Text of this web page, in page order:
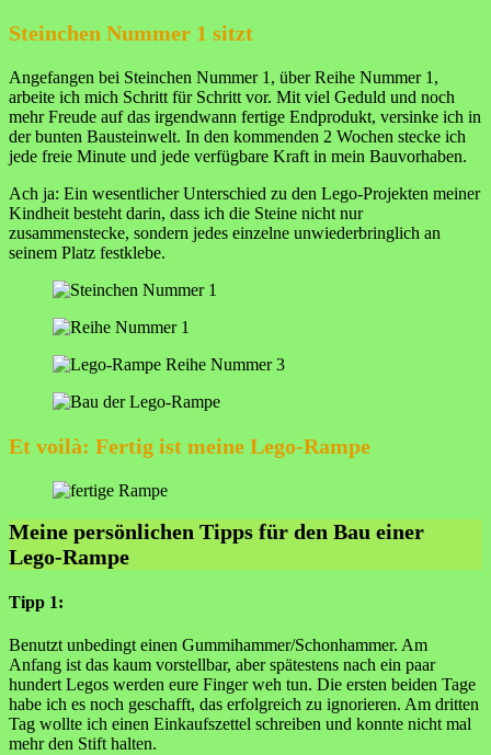
Steinchen Nummer 1 sitzt
Angefangen bei Steinchen Nummer 1, über Reihe Nummer 1,
arbeite ich mich Schritt für Schritt vor. Mit viel Geduld und noch
mehr Freude auf das irgendwann fertige Endprodukt, versinke ich in
der bunten Bausteinwelt. In den kommenden 2 Wochen stecke ich
jede freie Minute und jede verfügbare Kraft in mein Bauvorhaben.
Ach ja: Ein wesentlicher Unterschied zu den Lego-Projekten meiner
Kindheit besteht darin, dass ich die Steine nicht nur
zusammenstecke, sondern jedes einzelne unwiederbringlich an
seinem Platz festklebe.
Et voilà: Fertig ist meine Lego-Rampe
Meine persönlichen Tipps für den Bau einer
Lego-Rampe
Tipp 1:
Benutzt unbedingt einen Gummihammer/Schonhammer. Am
Anfang ist das kaum vorstellbar, aber spätestens nach ein paar
hundert Legos werden eure Finger weh tun. Die ersten beiden Tage
habe ich es noch geschafft, das erfolgreich zu ignorieren. Am dritten
Tag wollte ich einen Einkaufszettel schreiben und konnte nicht mal
mehr den Stift halten.